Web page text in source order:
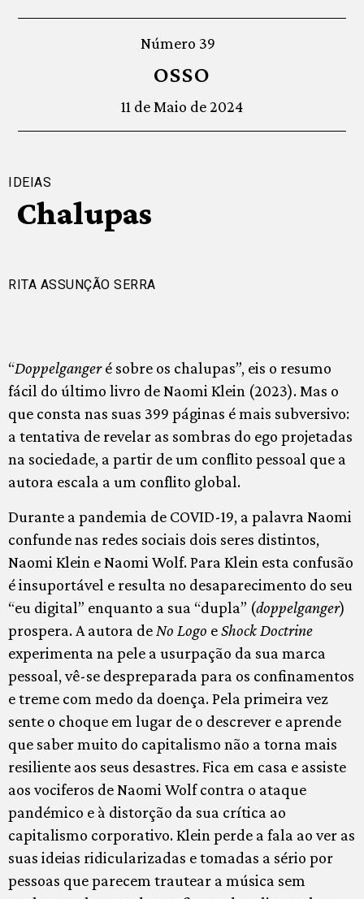
Número 39
OSSO
11 de Maio de 2024
IDEIAS
Chalupas
RITA ASSUNÇÃO SERRA
“Doppelgangeré sobre os chalupas”, eis o resumo
fácil do último livro de Naomi Klein (2023). Mas o
que consta nas suas 399 páginas é mais subversivo:
a tentativa de revelar as sombras do ego projetadas
na sociedade, a partir de um conflito pessoal que a
autora escala a um conflito global.
Durante a pandemia de COVID-19, a palavra Naomi
confunde nas redes sociais dois seres distintos,
Naomi Klein e Naomi Wolf. Para Klein esta confusão
é insuportável e resulta no desaparecimento do seu
“eu digital” enquanto a sua “dupla” (doppelganger)
prospera. A autora de No Logo eShock Doctrine
experimenta na pele a usurpação da sua marca
pessoal, vê-se despreparada para os confinamentos
e treme com medo da doença. Pela primeira vez
sente o choque em lugar de o descrever e aprende
que saber muito do capitalismo não a torna mais
resiliente aos seus desastres. Fica em casa e assiste
aos vociferos de Naomi Wolf contra o ataque
pandémico e à distorção da sua crítica ao
capitalismo corporativo. Klein perde a fala ao ver as
suas ideias ridicularizadas e tomadas a sério por
pessoas que parecem trautear a música sem